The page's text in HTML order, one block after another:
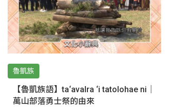
魯凱族
【魯凱族語】ta‘avalra ‘i tatolohae ni｜
萬山部落勇士祭的由來